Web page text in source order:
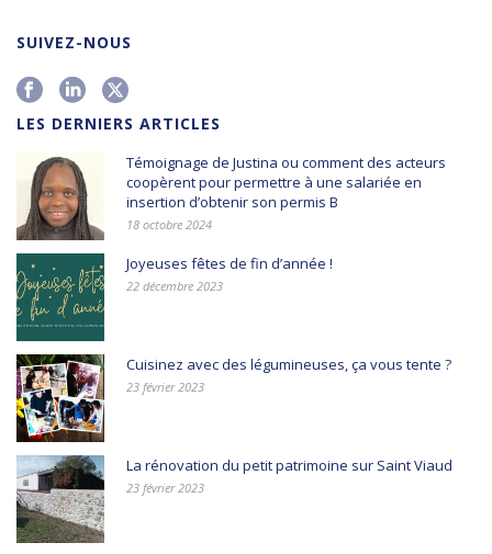
SUIVEZ-NOUS
LES DERNIERS ARTICLES
Témoignage de Justina ou comment des acteurs
coopèrent pour permettre à une salariée en
insertion d’obtenir son permis B
18 octobre 2024
Joyeuses fêtes de fin d’année !
22 décembre 2023
Cuisinez avec des légumineuses, ça vous tente ?
23 février 2023
La rénovation du petit patrimoine sur Saint Viaud
23 février 2023